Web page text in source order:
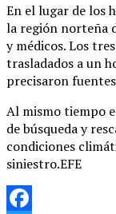
En el lugar de los
la región norteña
y médicos. Los
trasladados a un
precisaron
Al mismo tiempo
de búsqueda y
condiciones
siniestro.EFE